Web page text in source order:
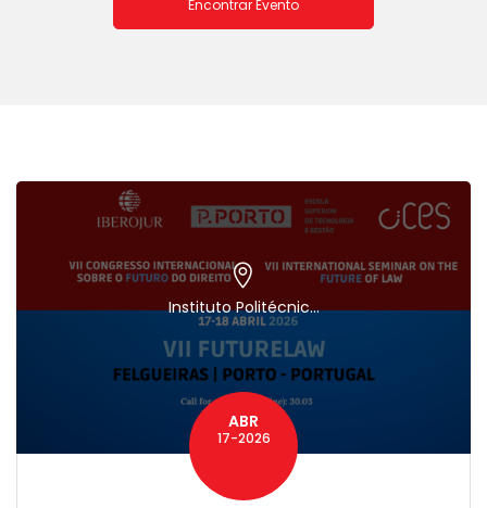
Instituto Politécnic...
ABR
17-2026